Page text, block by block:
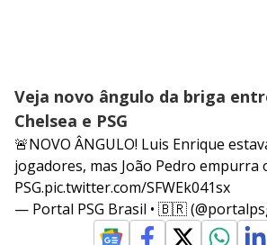
Veja novo ângulo da briga
Chelsea e PSG
🚨NOVO ÂNGULO! Luis Enrique
jogadores, mas João Pedro empurra
PSG.pic.twitter.com/SFWEk041sx
— Portal PSG Brasil • 🇧🇷